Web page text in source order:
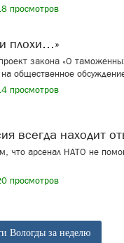
просмотров
плохи…»
закона «О
общественное
просмотров
всегда находит
что арсенал НАТО не
просмотров
Вологды за неделю